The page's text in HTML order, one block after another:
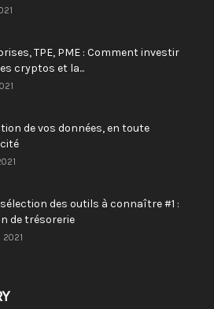
TPE, PME : Comment investir
cryptos et la...
de vos données, en toute
des outils à connaître #1 :
de trésorerie
2021